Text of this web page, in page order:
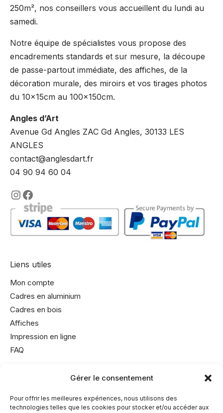
Gérer le consentement
Pour offrir les meilleures expériences, nous utilisons des
technologies telles que les cookies pour stocker et/ou accéder aux
250m², nos conseillers vous accueillent du lundi au
samedi.
Notre équipe de spécialistes vous propose des
encadrements standards et sur mesure, la découpe
de passe-partout immédiate, des affiches, de la
décoration murale, des miroirs et vos tirages photos
du 10x15cm au 100x150cm.
Angles d’Art
Avenue Gd Angles ZAC Gd Angles, 30133 LES
ANGLES
contact@anglesdart.fr
04 90 94 60 04
https://www.instagram.com/
https://www.facebook.com/
Liens utiles
Mon compte
Cadres en aluminium
Cadres en bois
Affiches
Impression en ligne
FAQ
Informations utiles
Conditions générales de vente
Mentions légales